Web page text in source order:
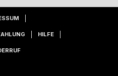
HILFE